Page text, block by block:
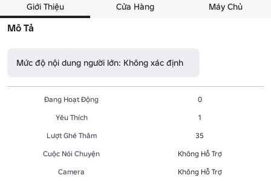
Giới Thiệu Cửa Hàng Máy Chủ
Mô Tả
Mức độ nội dung người lớn: Không xác định
Đang Hoạt Động
0
Yêu Thích
1
Lượt Ghé Thăm
35
Cuộc Nói Chuyện
Không Hỗ Trợ
Camera
Không Hỗ Trợ